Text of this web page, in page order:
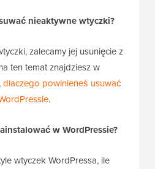
nieaktywne wtyczki?
zalecamy jej usunięcie z
ten temat znajdziesz w
dlaczego powinieneś usuwać
.
w WordPressie?
wtyczek WordPressa, ile